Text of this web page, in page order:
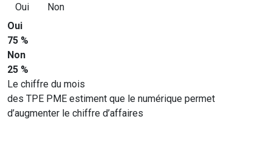
Oui
Non
Oui
75 %
Non
25 %
Le chiffre du mois
des TPE PME estiment que le numérique permet
d’augmenter le chiffre d’affaires